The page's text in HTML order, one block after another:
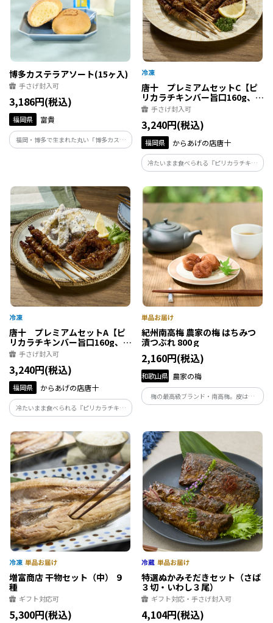
博多カステラアソート(15ヶ入)
手さげ封入可
3,186円(税込)
福岡県 富貴
福岡・博多で生まれた丸い「博多カステ
ラ」の3つの味が1箱に入りました！
唐十 プレミアムセットC【ピ
リカラチキンバー旨口160g、鶏
かわ串旨だれ7本(112g)、とり
手さげ封入可
3,240円(税込)
福岡県 からあげの店唐十
冷たいまま食べられる『ピリカラチキン
バー』や、タレが際立つ『鶏かわ串』、
厳選塩で仕上げた『とりかわ』の人気商
品３種を詰め合わせたセットです。主原材
料の鶏肉、鶏皮は国産素材にこだわりま
した。
唐十 プレミアムセットA【ピ
リカラチキンバー旨口160g、鶏
かわ串旨だれ7本(112g)、芋か
手さげ封入可
3,240円(税込)
福岡県 からあげの店唐十
冷たいまま食べられる『ピリカラチキン
バー』や、タレが際立つ『鶏かわ串』、
唐十唯一のスイーツ『芋から』の人気商
品３種の詰合せです。主原材料の鶏肉、鶏
皮は国産素材を、さつまいもは九州産に
こだわりました。
紀州南高梅 農家の梅 はちみつ
漬つぶれ 800ｇ
2,160円(税込)
和歌山県 農家の梅
梅の最高級ブランド・南高梅。皮は薄
く、身はジューシーな特性を最大限に生
「はちみつ漬」は、大粒のものを揃え、
絹のようになめらかな食感が特徴の逸品
です。
増富商店 干物セット（中） ９
種
ギフト対応可
5,300円(税込)
特選ぬかみそだきセット（さば
３切・いわし３尾）
ギフト対応・手さげ封入可
4,104円(税込)